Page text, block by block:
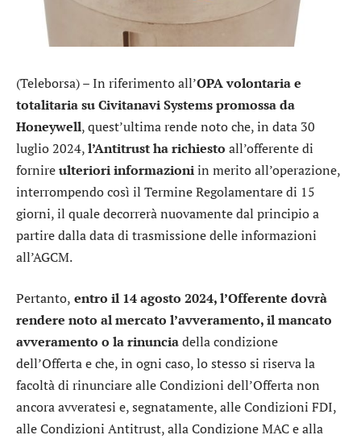
(Teleborsa) – In riferimento all’OPA volontaria e
totalitaria suCivitanavi Systemspromossa da
Honeywell, quest’ultima rende noto che, in data 30
luglio 2024,l’Antitrust ha richiesto all’offerente di
fornireulteriori informazioniin merito all’operazione,
interrompendo così il Termine Regolamentare di 15
giorni, il quale decorrerà nuovamente dal principio a
partire dalla data di trasmissione delle informazioni
all’AGCM.
Pertanto, entro il 14 agosto 2024, l’Offerente dovrà
rendere noto al mercato l’avveramento, il mancato
avveramento o la rinunciadella condizione
dell’Offerta e che, in ogni caso, lo stesso si riserva la
facoltà di rinunciare alle Condizioni dell’Offerta non
ancora avveratesi e, segnatamente, alle Condizioni FDI,
alle Condizioni Antitrust, alla Condizione MAC e alla